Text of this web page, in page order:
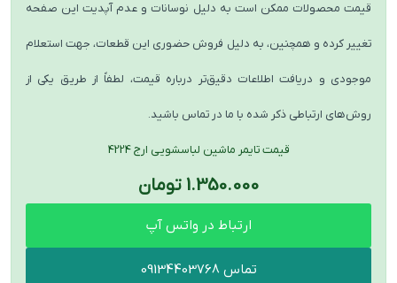
قیمت محصولات ممکن است به دلیل نوسانات و عدم آپدیت این صفحه
تغییر کرده و همچنین، به دلیل فروش حضوری این قطعات، جهت استعلام
موجودی و دریافت اطلاعات دقیق‌تر درباره قیمت، لطفاً از طریق یکی از
روش‌های ارتباطی ذکر شده با ما در تماس باشید.
قیمت تایمر ماشین لباسشویی ارج 4224
1.350.000 تومان
ارتباط در واتس آپ
تماس 09134403768